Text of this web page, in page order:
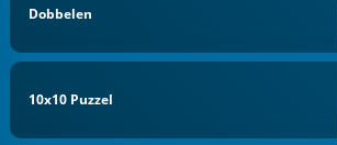
Dobbelen
10x10 Puzzel